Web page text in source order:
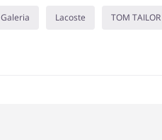
Galeria Lacoste TOM TAILOR